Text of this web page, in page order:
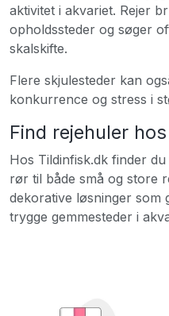
aktivitet i akvariet. Rejer
opholdssteder og søger
skalskifte.
Flere skjulesteder kan
konkurrence og stress i
Find rejehuler
Hos Tildinfisk.dk finder
rør til både små og store
dekorative løsninger som
trygge gemmesteder i